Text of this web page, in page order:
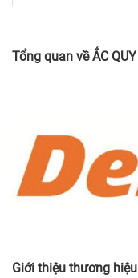
Tổng quan về ẮC
Giới thiệu thương hiệu